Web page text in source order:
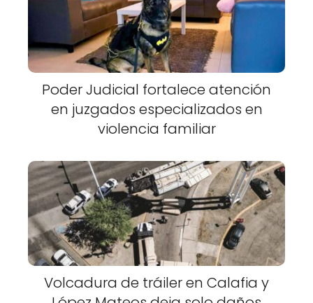
Poder Judicial fortalece atención
en juzgados especializados en
violencia familiar
Volcadura de tráiler en Calafia y